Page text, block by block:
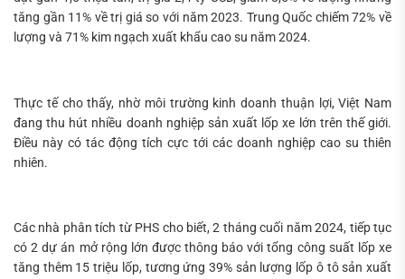
tăng gần 11% về trị giá so với năm 2023. Trung Quốc chiếm 72% về
lượng và 71% kim ngạch xuất khẩu cao su năm 2024.
Thực tế cho thấy, nhờ môi trường kinh doanh thuận lợi, Việt Nam
đang thu hút nhiều doanh nghiệp sản xuất lốp xe lớn trên thế giới.
Điều này có tác động tích cực tới các doanh nghiệp cao su thiên
nhiên.
Các nhà phân tích từ PHS cho biết, 2 tháng cuối năm 2024, tiếp tục
có 2 dự án mở rộng lớn được thông báo với tổng công suất lốp xe
tăng thêm 15 triệu lốp, tương ứng 39% sản lượng lốp ô tô sản xuất